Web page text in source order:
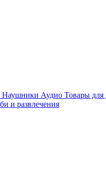
Наушники Аудио Товары для
и развлечения